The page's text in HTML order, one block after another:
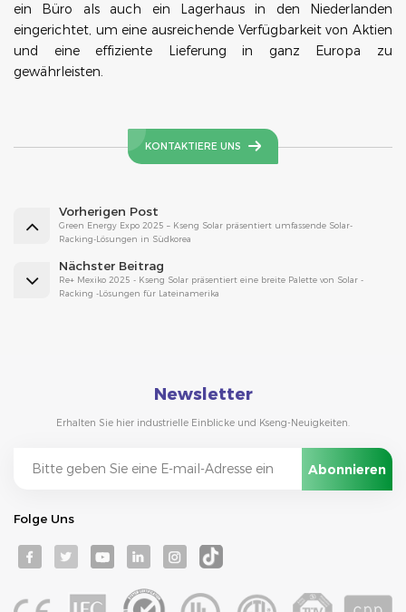
ein Büro als auch ein Lagerhaus in den Niederlanden
eingerichtet, um eine ausreichende Verfügbarkeit von Aktien
und eine effiziente Lieferung in ganz Europa zu
gewährleisten.
KONTAKTIERE UNS
Vorherigen Post
Green Energy Expo 2025 – Kseng Solar präsentiert umfassende Solar-
Racking-Lösungen in Südkorea
Nächster Beitrag
Re+ Mexiko 2025 - Kseng Solar präsentiert eine breite Palette von Solar -
Racking -Lösungen für Lateinamerika
Newsletter
Erhalten Sie hier industrielle Einblicke und Kseng-Neuigkeiten.
Folge Uns